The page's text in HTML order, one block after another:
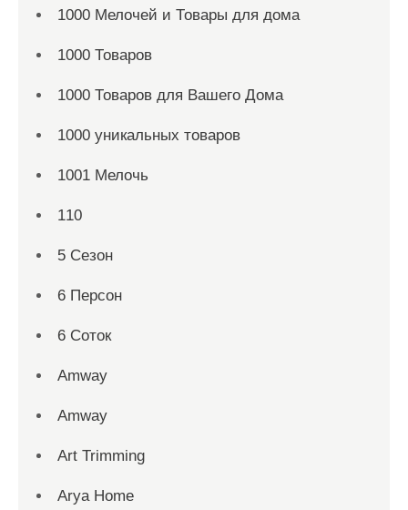
1000 Мелочей и Товары для дома
1000 Товаров
1000 Товаров для Вашего Дома
1000 уникальных товаров
1001 Мелочь
110
5 Сезон
6 Персон
6 Соток
Amway
Amway
Art Trimming
Arya Home